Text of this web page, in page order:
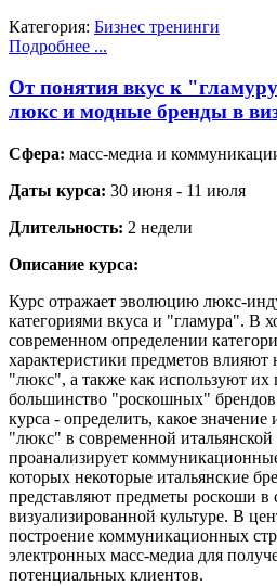
Категория: Бизнес тренинги
Подробнее ...
От понятия вкус к
люкс и модные бренды в
Сфера: масс-медиа и
Даты курса: 30 июня - 11 июля
Длительность: 2 недели
Описание курса:
Курс отражает эволюцию люкс-
категориями вкуса и "гламура". В
современном определении
характеристики предметов
"люкс", а также как используют их
большинство "роскошных"
курса - определить, какое
"люкс" в современной итальянской
проанализирует
которых некоторые итальянские
представляют предметы роскоши в
визуализированной культуре. В
построение коммуникационных
электронных масс-медиа для
потенциальных клиентов.